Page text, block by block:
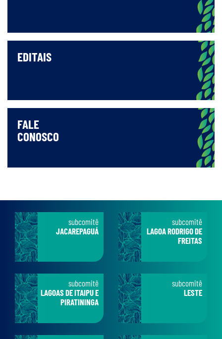
EDITAIS
FALE
CONOSCO
subcomitê
JACAREPAGUÁ
subcomitê
LAGOA RODRIGO DE
FREITAS
subcomitê
LAGOAS DE ITAIPU E
PIRATININGA
subcomitê
LESTE